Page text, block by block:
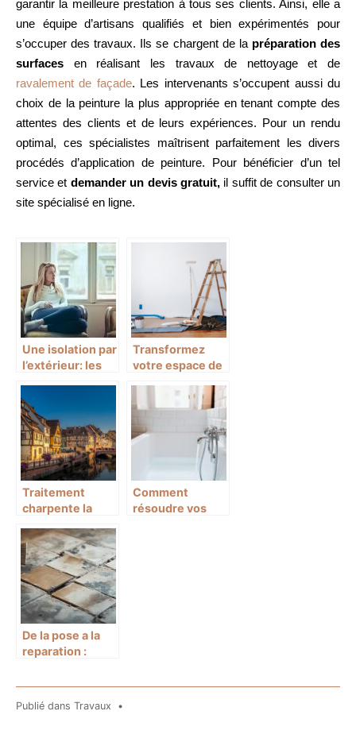
garantir la meilleure prestation à tous ses clients. Ainsi, elle a
une équipe d’artisans qualifiés et bien expérimentés pour
s’occuper des travaux. Ils se chargent de lapréparation des
surfaces en réalisant les travaux de nettoyage et de
ravalement de façade. Les intervenants s’occupent aussi du
choix de la peinture la plus appropriée en tenant compte des
attentes des clients et de leurs expériences. Pour un rendu
optimal, ces spécialistes maîtrisent parfaitement les divers
procédés d’application de peinture. Pour bénéficier d’un tel
service et demander un devis gratuit, il suffit de consulter un
site spécialisé en ligne.
Une isolation par
l’extérieur: les
bons à savoir
Transformez
votre espace de
projets de
renovation
ingenieux
Traitement
charpente la
pourquoi vous
devriez le
considerer
Comment
résoudre vos
De la pose a la
reparation :
souleve, causes
et solutions
Publié dans Travaux •